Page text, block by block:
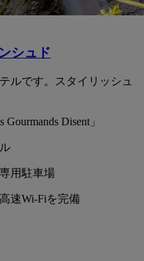
シュド
ルです。スタイリッシュ
Disent」
用駐車場
速Wi-Fiを完備